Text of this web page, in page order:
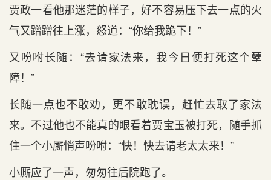
贾政一看他那迷茫的样子，好不容易压下去一点的火
气又蹭蹭往上涨，怒道：“你给我跪下！”
又吩咐长随：“去请家法来，我今日便打死这个孽
障！”
长随一点也不敢劝，更不敢耽误，赶忙去取了家法
来。不过他也不能真的眼看着贾宝玉被打死，随手抓
住一个小厮悄声吩咐：“快！快去请老太太来！”
小厮应了一声，匆匆往后院跑了。